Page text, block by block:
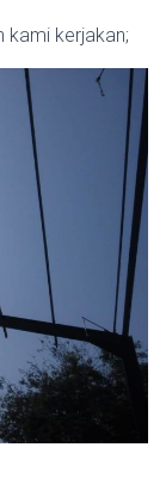
kami kerjakan;